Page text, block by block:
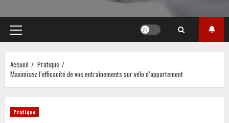
Menu
principal
Accueil
Pratique
Maximisez l’efficacité de vos entraînements sur vélo d’appartement
Pratique